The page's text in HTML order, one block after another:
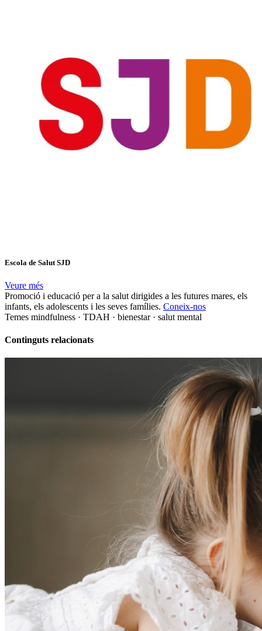
Escola de Salut SJD
Veure més
Promoció i educació per a la salut dirigides a les futures mares, els
infants, els adolescents i les seves famílies. Coneix-nos
Temes mindfulness · TDAH · bienestar · salut mental
Continguts relacionats